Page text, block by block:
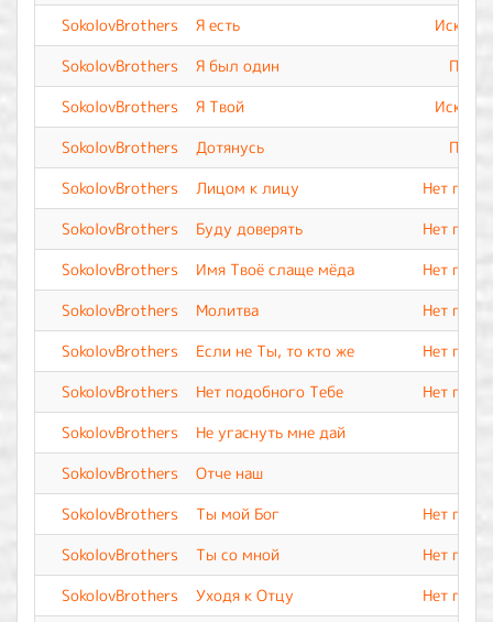
SokolovBrothers Я есть
SokolovBrothers
Я был один
SokolovBrothers
Я Твой
SokolovBrothers
Дотянусь
SokolovBrothers
Лицом к лицу
Нет
SokolovBrothers
Буду доверять
Нет
SokolovBrothers
Имя Твоё слаще мёда
Нет
SokolovBrothers
Молитва
Нет
SokolovBrothers
Если не Ты, то кто же
Нет
SokolovBrothers
Нет подобного Тебе
Нет
SokolovBrothers
Не угаснуть мне дай
SokolovBrothers
Отче наш
SokolovBrothers
Ты мой Бог
Нет
SokolovBrothers
Ты со мной
Нет
SokolovBrothers
Уходя к Отцу
Нет